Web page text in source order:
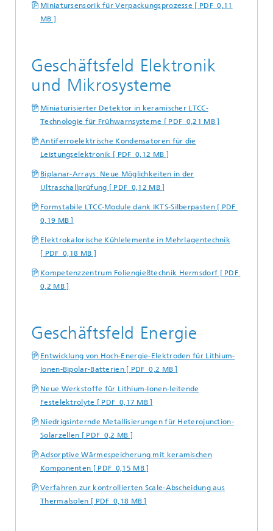
Miniatursensorik für Verpackungsprozesse [ PDF 0,11
MB ]
Geschäftsfeld Elektronik
und Mikrosysteme
Miniaturisierter Detektor in keramischer LTCC-
Technologie für Frühwarnsysteme [ PDF 0,21 MB ]
Antiferroelektrische Kondensatoren für die
Leistungselektronik [ PDF 0,12 MB ]
Biplanar-Arrays: Neue Möglichkeiten in der
Ultraschallprüfung [ PDF 0,12 MB ]
Formstabile LTCC-Module dank IKTS-Silberpasten [ PDF
0,19 MB ]
Elektrokalorische Kühlelemente in Mehrlagentechnik
[ PDF 0,18 MB ]
Kompetenzzentrum Foliengießtechnik Hermsdorf [ PDF
0,2 MB ]
Geschäftsfeld Energie
Entwicklung von Hoch-Energie-Elektroden für Lithium-
Ionen-Bipolar-Batterien [ PDF 0,2 MB ]
Neue Werkstoffe für Lithium-Ionen-leitende
Festelektrolyte [ PDF 0,17 MB ]
Niedrigsinternde Metallisierungen für Heterojunction-
Solarzellen [ PDF 0,2 MB ]
Adsorptive Wärmespeicherung mit keramischen
Komponenten [ PDF 0,15 MB ]
Verfahren zur kontrollierten Scale-Abscheidung aus
Thermalsolen [ PDF 0,18 MB ]